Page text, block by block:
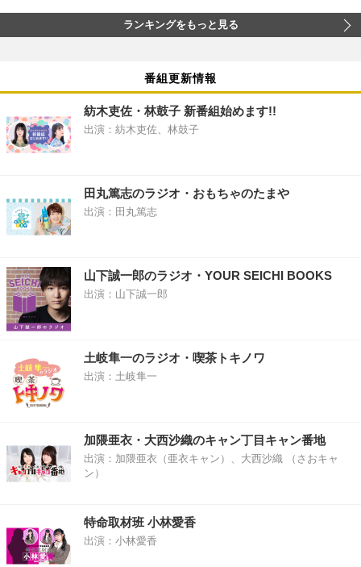
ランキングをもっと見る
番組更新情報
紡木吏佐・林鼓子 新番組始めます!!
出演：紡木吏佐、林鼓子
田丸篤志のラジオ・おもちゃのたまや
出演：田丸篤志
山下誠一郎のラジオ・YOUR SEICHI BOOKS
出演：山下誠一郎
土岐隼一のラジオ・喫茶トキノワ
出演：土岐隼一
加隈亜衣・大西沙織のキャン丁目キャン番地
出演：加隈亜衣（亜衣キャン）、大西沙織 （さおキャ
ン）
特命取材班 小林愛香
出演：小林愛香